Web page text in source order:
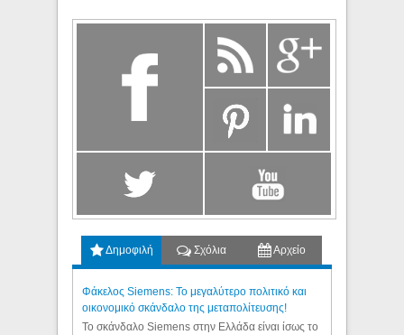
Δημοφιλή Σχόλια Αρχείο
Φάκελος Siemens: Το μεγαλύτερο πολιτικό και
οικονομικό σκάνδαλο της μεταπολίτευσης!
Το σκάνδαλο Siemens στην Ελλάδα είναι ίσως το